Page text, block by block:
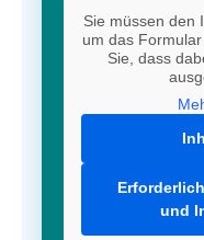
Sie müssen den
um das
Sie, dass
und